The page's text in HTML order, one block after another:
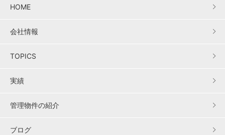
HOME
会社情報
TOPICS
実績
管理物件の紹介
ブログ